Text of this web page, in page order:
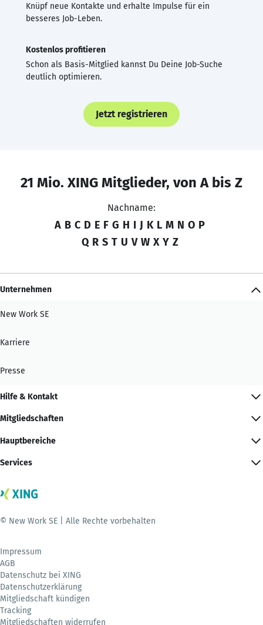
Knüpf neue Kontakte und erhalte Impulse für ein
besseres Job-Leben.
Kostenlos profitieren
Schon als Basis-Mitglied kannst Du Deine Job-Suche
deutlich optimieren.
Jetzt registrieren
21 Mio. XING Mitglieder, von A bis Z
Nachname:
A B C D E F G H I J K L M N O P
Q R S T U V W X Y Z
Unternehmen
New Work SE
Karriere
Presse
Hilfe & Kontakt
Mitgliedschaften
Hauptbereiche
Services
© New Work SE | Alle Rechte vorbehalten
Impressum
AGB
Datenschutz bei XING
Datenschutzerklärung
Mitgliedschaft kündigen
Tracking
Mitgliedschaften widerrufen